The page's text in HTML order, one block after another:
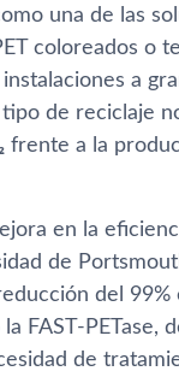
una de las
coloreados o
a
de reciclaje
frente a la
en la
de
del
FAST-PETase,
de